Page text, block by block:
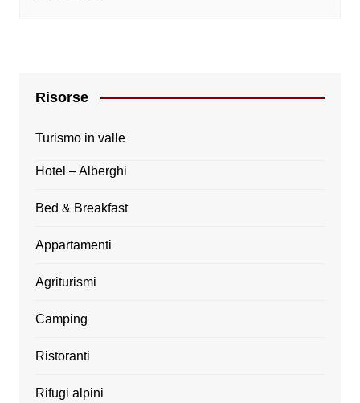
Risorse
Turismo in valle
Hotel – Alberghi
Bed & Breakfast
Appartamenti
Agriturismi
Camping
Ristoranti
Rifugi alpini